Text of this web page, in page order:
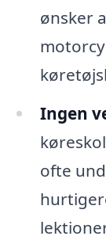
ønsker
Ingen
ofte